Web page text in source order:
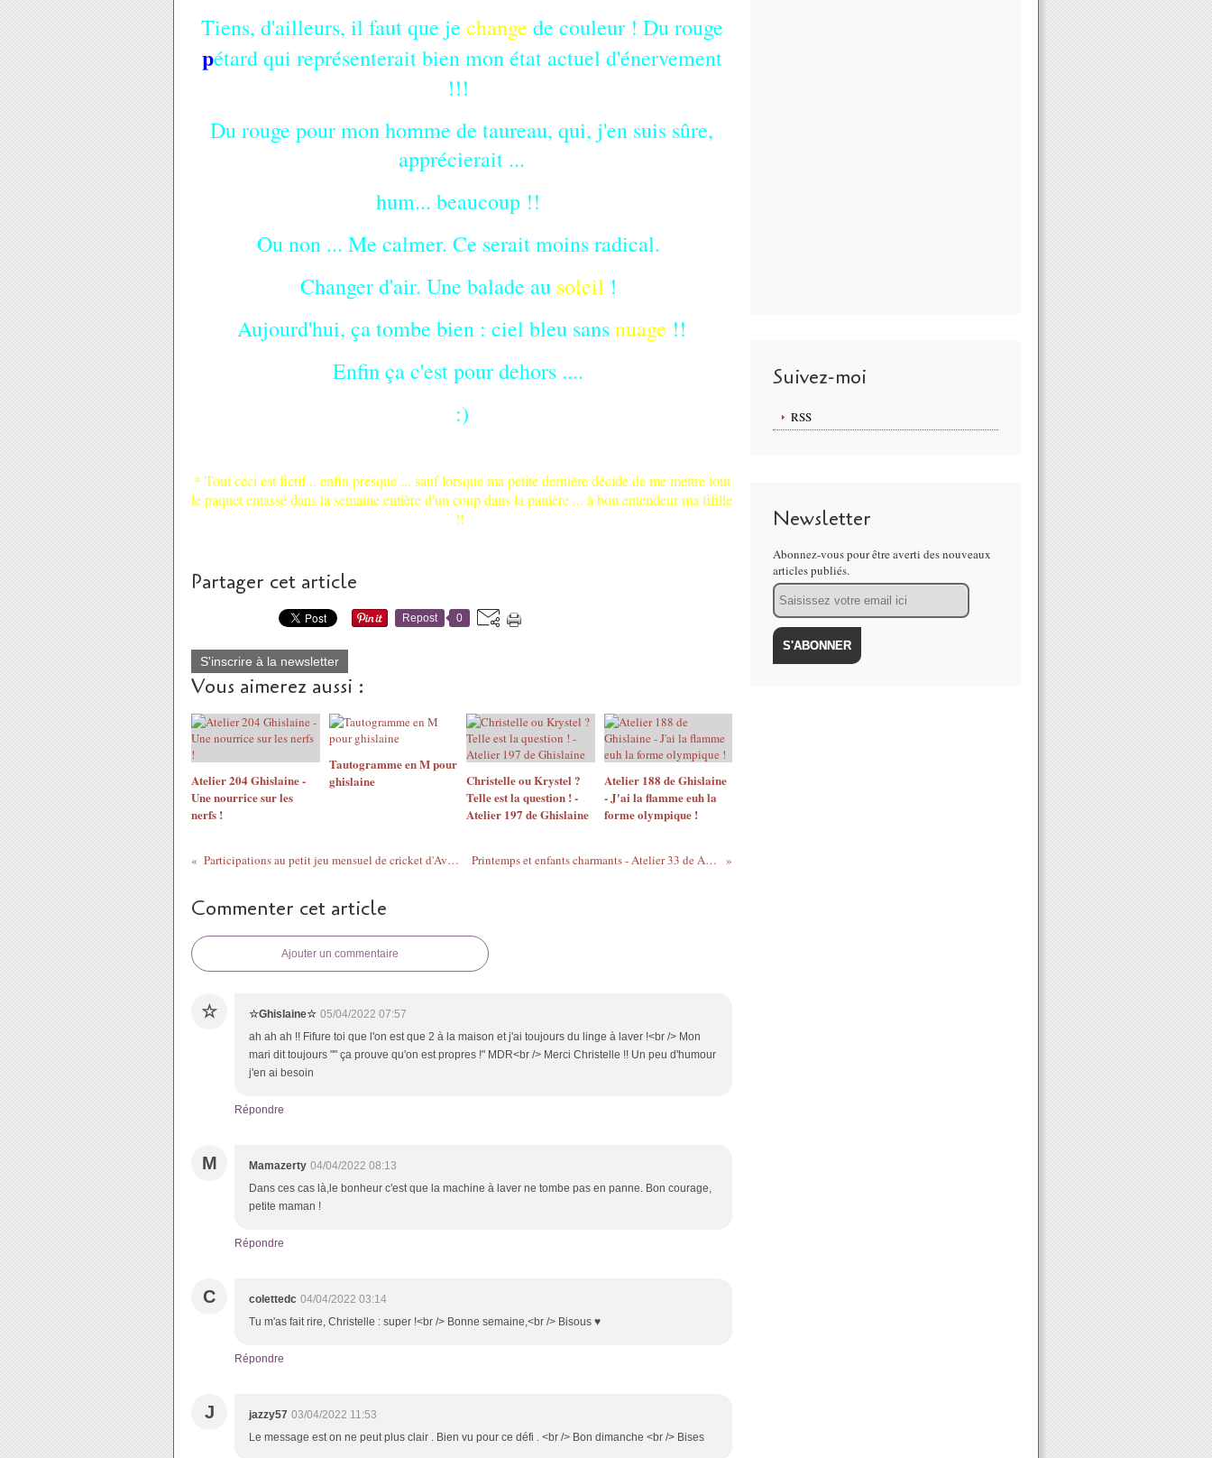
Tiens, d'ailleurs, il faut que je change de couleur ! Du rouge
pétard qui représenterait bien mon état actuel d'énervement
!!!
Du rouge pour mon homme de taureau, qui, j'en suis sûre,
apprécierait ...
hum... beaucoup !!
Ou non ... Me calmer. Ce serait moins radical.
Changer d'air. Une balade au soleil !
Aujourd'hui, ça tombe bien : ciel bleu sansnuage !!
Enfin ça c'est pour dehors ....
:)
* Tout ceci est fictif .. enfin presque ... sauf lorsque ma petite dernière décide de me mettre tout
le paquet entassé dans la semaine entière d'un coup dans la panière ... à bon entendeur ma fifille
!!
Partager cet article
Repost 0
S'inscrire à la newsletter
Vous aimerez aussi :
Atelier 204 Ghislaine -
Une nourrice sur les
nerfs !
Tautogramme en M pour
ghislaine
Christelle ou Krystel ?
Telle est la question ! -
Atelier 197 de Ghislaine
Atelier 188 de Ghislaine
- J'ai la flamme euh la
forme olympique !
Participations au petit jeu mensuel de cricket d'Avril (8) Printemps et enfants charmants - Atelier 33 de An'Maï
Commenter cet article
Ajouter un commentaire
☆ ☆Ghislaine☆ 05/04/2022 07:57
ah ah ah !! Fifure toi que l'on est que 2 à la maison et j'ai toujours du linge à laver !<br /> Mon
mari dit toujours "" ça prouve qu'on est propres !" MDR<br /> Merci Christelle !! Un peu d'humour
j'en ai besoin
Répondre
M Mamazerty 04/04/2022 08:13
Dans ces cas là,le bonheur c'est que la machine à laver ne tombe pas en panne. Bon courage,
petite maman !
Répondre
C colettedc 04/04/2022 03:14
Tu m'as fait rire, Christelle : super !<br /> Bonne semaine,<br /> Bisous ♥
Répondre
J jazzy57 03/04/2022 11:53
Le message est on ne peut plus clair . Bien vu pour ce défi . <br /> Bon dimanche <br /> Bises
Suivez-moi
RSS
Newsletter
Abonnez-vous pour être averti des nouveaux
articles publiés.
Email